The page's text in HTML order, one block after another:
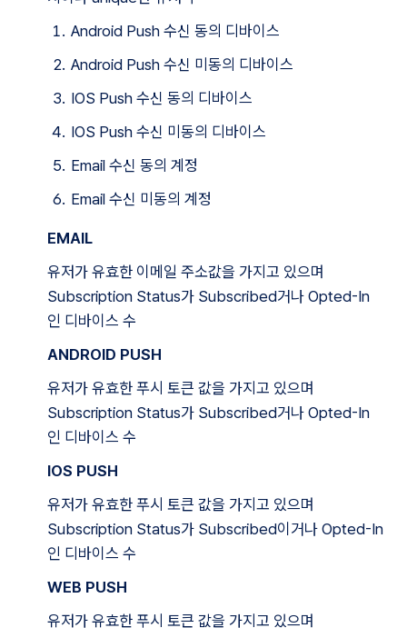
Android Push 수신 동의 디바이스
Android Push 수신 미동의 디바이스
IOS Push 수신 동의 디바이스
IOS Push 수신 미동의 디바이스
Email 수신 동의 계정
Email 수신 미동의 계정
EMAIL
유저가 유효한 이메일 주소값을 가지고 있으며
Subscription Status가 Subscribed거나 Opted-In
인 디바이스 수
ANDROID PUSH
유저가 유효한 푸시 토큰 값을 가지고 있으며
Subscription Status가 Subscribed거나 Opted-In
인 디바이스 수
IOS PUSH
유저가 유효한 푸시 토큰 값을 가지고 있으며
Subscription Status가 Subscribed이거나 Opted-In
인 디바이스 수
WEB PUSH
유저가 유효한 푸시 토큰 값을 가지고 있으며